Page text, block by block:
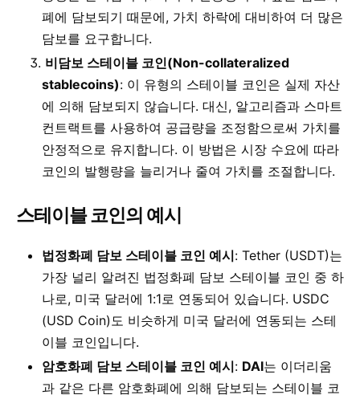
폐에 담보되기 때문에, 가치 하락에 대비하여 더 많은
담보를 요구합니다.
비담보 스테이블 코인(Non-collateralized
stablecoins): 이 유형의 스테이블 코인은 실제 자산
에 의해 담보되지 않습니다. 대신, 알고리즘과 스마트
컨트랙트를 사용하여 공급량을 조정함으로써 가치를
안정적으로 유지합니다. 이 방법은 시장 수요에 따라
코인의 발행량을 늘리거나 줄여 가치를 조절합니다.
스테이블 코인의 예시
법정화폐 담보 스테이블 코인 예시: Tether (USDT)는
가장 널리 알려진 법정화폐 담보 스테이블 코인 중 하
나로, 미국 달러에 1:1로 연동되어 있습니다. USDC
(USD Coin)도 비슷하게 미국 달러에 연동되는 스테
이블 코인입니다.
암호화폐 담보 스테이블 코인 예시: DAI는 이더리움
과 같은 다른 암호화폐에 의해 담보되는 스테이블 코